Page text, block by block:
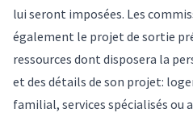
lui seront imposées. Les
également le projet de sortie
ressources dont disposera la
et des détails de son projet:
familial, services spécialisés ou